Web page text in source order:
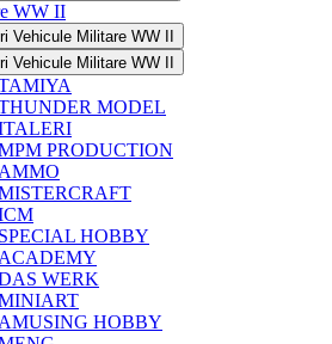
WW II
Vehicule Militare WW II
Vehicule Militare WW II
MODEL
PRODUCTION
SPECIAL HOBBY
WERK
HOBBY